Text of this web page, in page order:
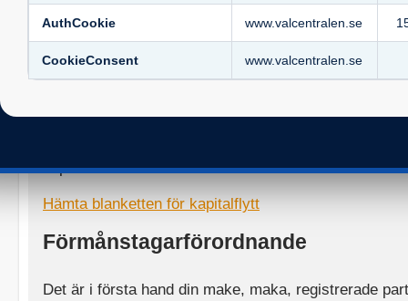
AuthCookie www.valcentralen.se
CookieConsent www.valcentralen.se
som flyttas som blir garanterat i den nya
Innan du bestämmer dig för att flytta ditt
livförsäkring bör du först kontrollera hur stort
kapitalet till.
Hämta blanketten för kapitalflytt
Förmånstagarförordnande
Det är i första hand din make, maka, registrerade